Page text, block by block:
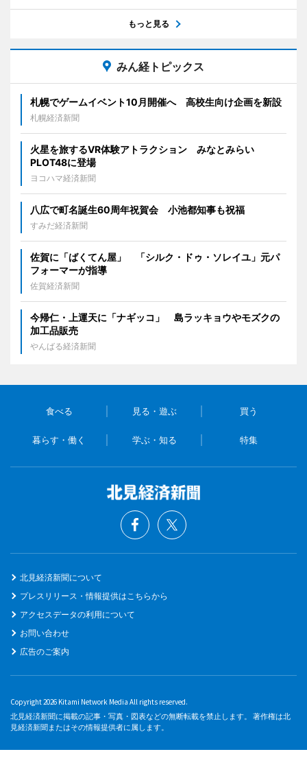
もっと見る
みん経トピックス
札幌でゲームイベント10月開催へ 高校生向け企画を新設
札幌経済新聞
火星を旅するVR体験アトラクション みなとみらい
PLOT48に登場
ヨコハマ経済新聞
八広で町名誕生60周年祝賀会 小池都知事も祝福
すみだ経済新聞
佐賀に「ばくてん屋」 「シルク・ドゥ・ソレイユ」元パ
フォーマーが指導
佐賀経済新聞
今帰仁・上運天に「ナギッコ」 島ラッキョウやモズクの
加工品販売
やんばる経済新聞
食べる 見る・遊ぶ 買う
暮らす・働く 学ぶ・知る 特集
北見経済新聞について
プレスリリース・情報提供はこちらから
アクセスデータの利用について
お問い合わせ
広告のご案内
Copyright 2026 Kitami Network Media All rights reserved.
北見経済新聞に掲載の記事・写真・図表などの無断転載を禁止します。 著作権は北
見経済新聞またはその情報提供者に属します。